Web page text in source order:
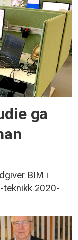
ga
BIM i
teknikk 2020-